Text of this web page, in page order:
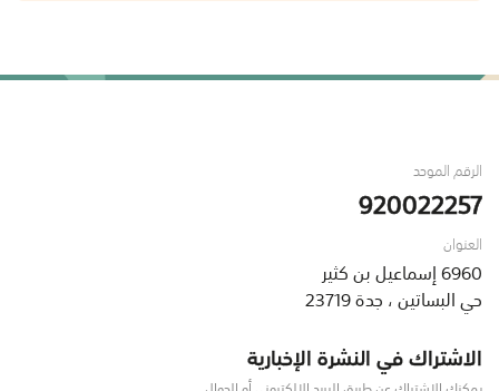
الرقم الموحد
920022257
العنوان
6960 إسماعيل بن كثير
حي البساتين ، جدة 23719
الاشتراك في النشرة الإخبارية